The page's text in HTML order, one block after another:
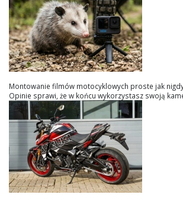
Montowanie filmów motocyklowych proste jak
Opinie sprawi, że w końcu wykorzystasz swoją